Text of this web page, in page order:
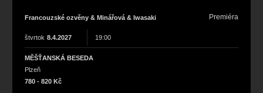
Francouzské ozvěny & Minářová & Iwasaki Premiéra
štvrtok 8.4.2027 19:00
MĚŠŤANSKÁ BESEDA
Plzeň
780 - 820 Kč